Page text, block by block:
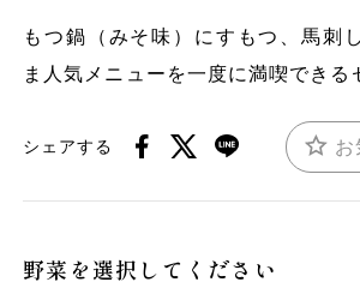
もつ鍋（みそ味）にすもつ、馬刺
ま人気メニューを一度に満喫できる
シェアする お
野菜を選択してください